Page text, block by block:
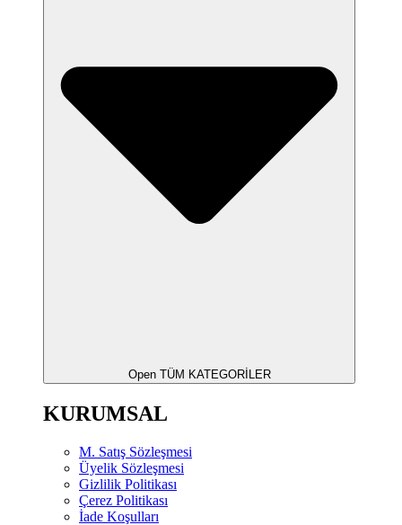
Open TÜM KATEGORİLER
KURUMSAL
M. Satış Sözleşmesi
Üyelik Sözleşmesi
Gizlilik Politikası
Çerez Politikası
İade Koşulları